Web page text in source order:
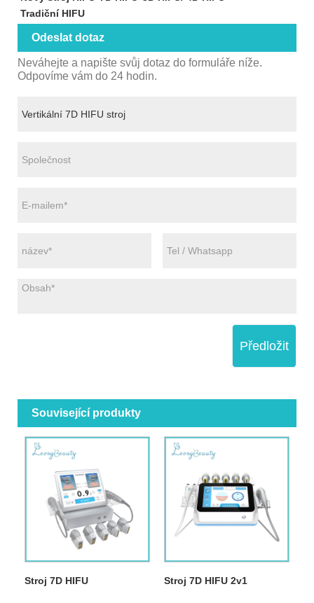
Tradiční HIFU
Odeslat dotaz
Neváhejte a napište svůj dotaz do formuláře níže.
Odpovíme vám do 24 hodin.
Předložit
Související produkty
Stroj 7D HIFU Stroj 7D HIFU 2v1